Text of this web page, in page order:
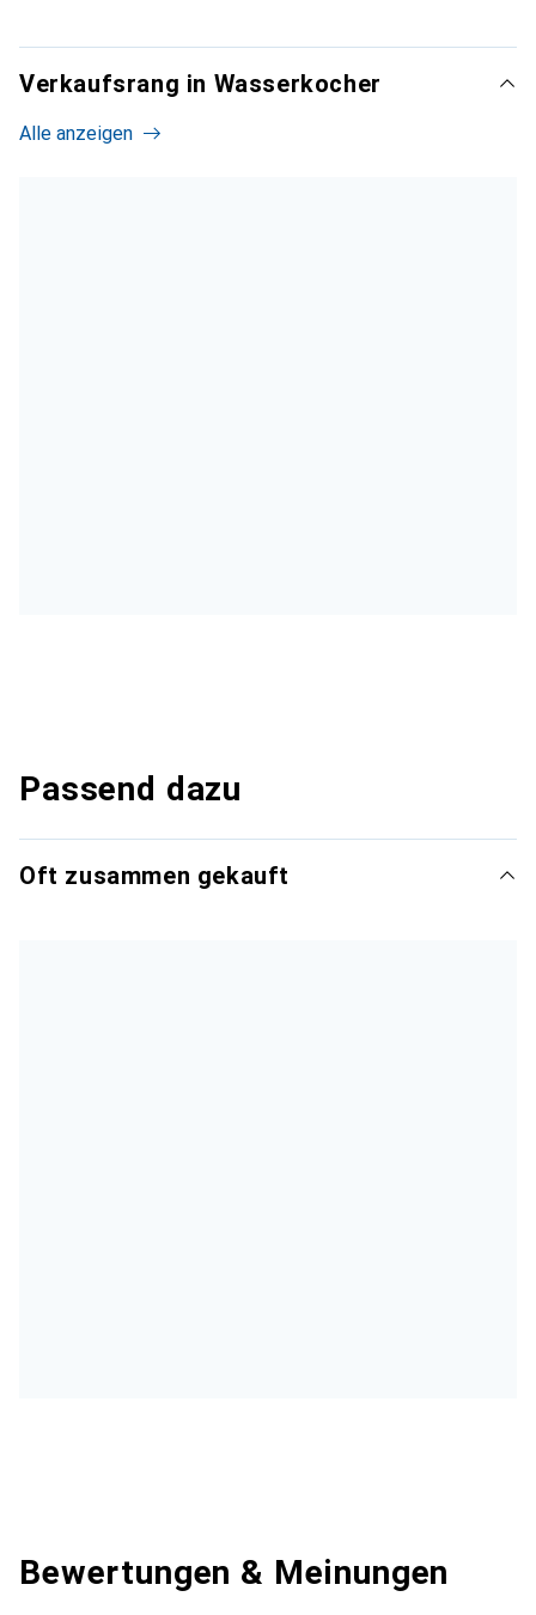
Verkaufsrang in Wasserkocher
Alle anzeigen
Passend dazu
Oft zusammen gekauft
Bewertungen & Meinungen